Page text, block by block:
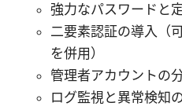
強力なパスワードと
二要素認証の導入（
を併用）
管理者アカウントの
ログ監視と異常検知